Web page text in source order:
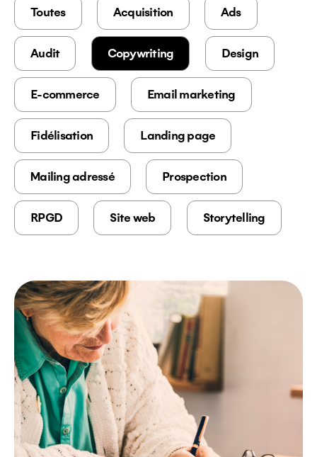
Toutes Acquisition Ads
Audit Copywriting Design
E-commerce Email marketing
Fidélisation Landing page
Mailing adressé Prospection
RPGD Site web Storytelling